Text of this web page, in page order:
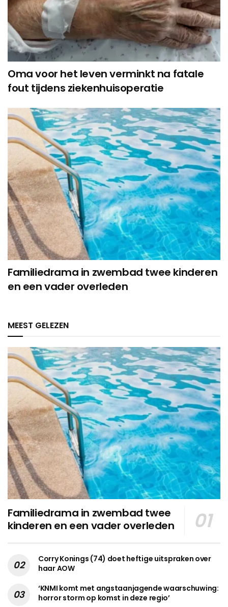
Oma voor het leven verminkt na fatale
fout tijdens ziekenhuisoperatie
Familiedrama in zwembad twee kinderen
en een vader overleden
MEEST GELEZEN
Familiedrama in zwembad twee
kinderen en een vader overleden
Corry Konings (74) doet heftige uitspraken over
haar AOW
‘KNMI komt met angstaanjagende waarschuwing:
horror storm op komst in deze regio’